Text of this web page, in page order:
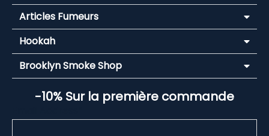
Articles Fumeurs
Hookah
Brooklyn Smoke Shop
-10% Sur la première commande